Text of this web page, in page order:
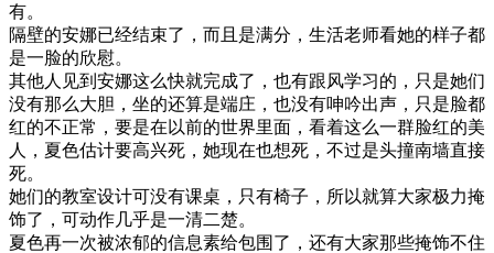
有。
隔壁的安娜已经结束了，而且是满分，生活老师看她的样子都
是一脸的欣慰。
其他人见到安娜这么快就完成了，也有跟风学习的，只是她们
没有那么大胆，坐的还算是端庄，也没有呻吟出声，只是脸都
红的不正常，要是在以前的世界里面，看着这么一群脸红的美
人，夏色估计要高兴死，她现在也想死，不过是头撞南墙直接
死。
她们的教室设计可没有课桌，只有椅子，所以就算大家极力掩
饰了，可动作几乎是一清二楚。
夏色再一次被浓郁的信息素给包围了，还有大家那些掩饰不住